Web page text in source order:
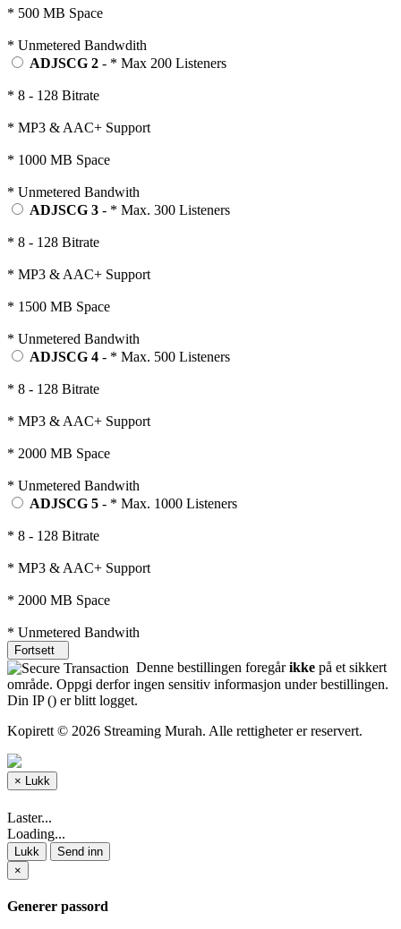
* 500 MB Space
* Unmetered Bandwdith
ADJSCG 2 - * Max 200 Listeners
* 8 - 128 Bitrate
* MP3 & AAC+ Support
* 1000 MB Space
* Unmetered Bandwith
ADJSCG 3 - * Max. 300 Listeners
* 8 - 128 Bitrate
* MP3 & AAC+ Support
* 1500 MB Space
* Unmetered Bandwith
ADJSCG 4 - * Max. 500 Listeners
* 8 - 128 Bitrate
* MP3 & AAC+ Support
* 2000 MB Space
* Unmetered Bandwith
ADJSCG 5 - * Max. 1000 Listeners
* 8 - 128 Bitrate
* MP3 & AAC+ Support
* 2000 MB Space
* Unmetered Bandwith
Fortsett
Denne bestillingen foregårikke på et sikkert
område. Oppgi derfor ingen sensitiv informasjon under bestillingen.
Din IP () er blitt logget.
Kopirett © 2026 Streaming Murah. Alle rettigheter er reservert.
× Lukk
Laster...
Loading...
Lukk
Send inn
×
Generer passord